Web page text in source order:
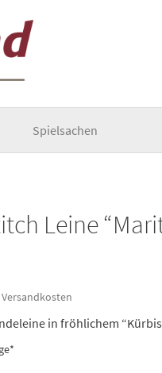
Spielsachen
Leine
Versandkosten
in fröhlichem